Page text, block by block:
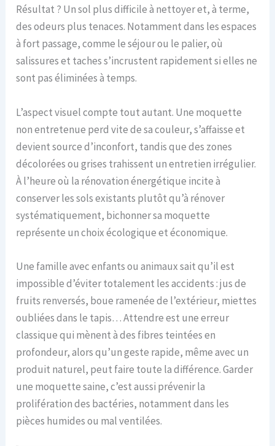
Résultat ? Un sol plus difficile à nettoyer et, à terme,
des odeurs plus tenaces. Notamment dans les espaces
à fort passage, comme le séjour ou le palier, où
salissures et taches s’incrustent rapidement si elles ne
sont pas éliminées à temps.
L’aspect visuel compte tout autant. Une moquette
non entretenue perd vite de sa couleur, s’affaisse et
devient source d’inconfort, tandis que des zones
décolorées ou grises trahissent un entretien irrégulier.
À l’heure où la rénovation énergétique incite à
conserver les sols existants plutôt qu’à rénover
systématiquement, bichonner sa moquette
représente un choix écologique et économique.
Une famille avec enfants ou animaux sait qu’il est
impossible d’éviter totalement les accidents : jus de
fruits renversés, boue ramenée de l’extérieur, miettes
oubliées dans le tapis… Attendre est une erreur
classique qui mènent à des fibres teintées en
profondeur, alors qu’un geste rapide, même avec un
produit naturel, peut faire toute la différence. Garder
une moquette saine, c’est aussi prévenir la
prolifération des bactéries, notamment dans les
pièces humides ou mal ventilées.